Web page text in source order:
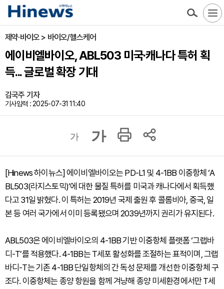
제약·바이오 > 바이오/헬스케어
에이비엘바이오, ABL503 미국·캐나다 특허 획
득... 글로벌 확장 기대
김국주 기자
기사입력 : 2025-07-31 11:40
가 가
[Hinews 하이뉴스] 에이비엘바이오는 PD-L1 및 4-1BB 이중항체 ‘A
BL503(라지스토믹)’에 대한 물질 특허를 미국과 캐나다에서 획득했
다고 31일 밝혔다. 이 특허는 2019년 국제 출원 후 콜롬비아, 중국, 일
본 등 여러 국가에서 이미 등록됐으며 2039년까지 권리가 유지된다.
ABL503은 에이비엘바이오의 4-1BB 기반 이중항체 플랫폼 ‘그랩바
디-T’를 적용했다. 4-1BB는 T세포 활성화를 조절하는 표적이며, 그랩
바디-T는 기존 4-1BB 단일항체의 간 독성 문제를 개선한 이중항체 구
조다. 이중항체는 종양 항원을 함께 겨냥해 종양 미세환경에서만 T세